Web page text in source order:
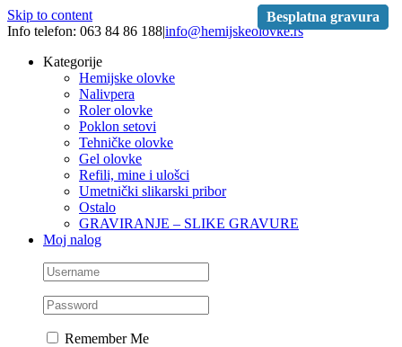
Skip to content
Info telefon: 063 84 86 188|info@hemijskeolovke.rs
Kategorije
Hemijske olovke
Nalivpera
Roler olovke
Poklon setovi
Tehničke olovke
Gel olovke
Refili, mine i ulošci
Umetnički slikarski pribor
Ostalo
GRAVIRANJE – SLIKE GRAVURE
Moj nalog
Remember Me
Besplatna gravura
Besplatna gravura